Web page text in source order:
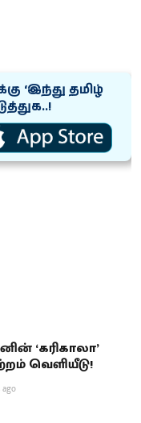
‘இந்து தமிழ்
‘கரிகாலா’
வெளியீடு!
ago